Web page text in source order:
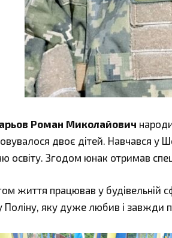
Роман Миколайович
двоє дітей. Навчався у
освіту. Згодом юнак отримав
життя працював у
Поліну, яку дуже любив і завжди